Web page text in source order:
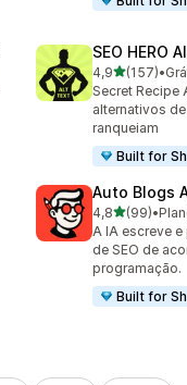
SEO HERO
4,9de 5(157)
157 •
Secret Recipe
alternativos
ranqueiam
Built for
Auto Blogs
4,8de 5(99)
99 avaliações
•
A IA escreve
de SEO de
programação.
Built for